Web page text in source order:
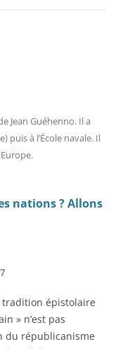
Jean Guéhenno. Il a
puis à l’École navale. Il
nations ? Allons
tradition épistolaire
» n’est pas
du républicanisme